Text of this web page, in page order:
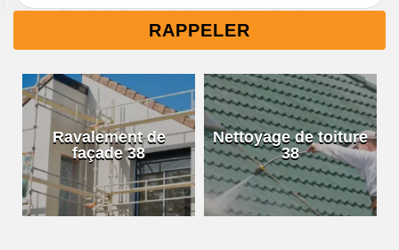
Ravalement de
façade 38
Nettoyage de toiture
38